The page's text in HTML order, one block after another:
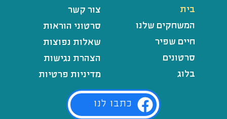
צור קשר
סרטוני הוראות
שאלות נפוצות
הצהרת נגישות
מדיניות פרטיות
בית
המשחקים שלנו
חיים שפיר
סרטונים
בלוג
כתבו לנו